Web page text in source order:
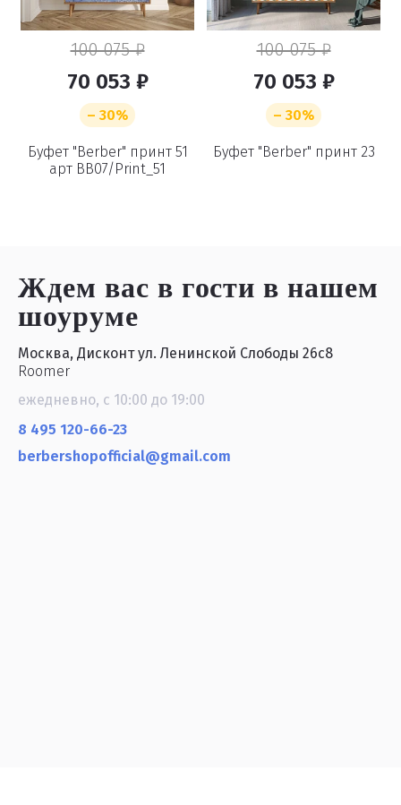
100 075 ₽
70 053 ₽
– 30%
Буфет "Berber" принт 51
арт BB07/Print_51
100 075 ₽
70 053 ₽
– 30%
Буфет "Berber" принт 23
Ждем вас в гостив нашем
шоуруме
Москва, Дисконт ул. Ленинской Слободы 26с8
Roomer
ежедневно, с 10:00 до 19:00
8 495 120-66-23
berbershopofficial@gmail.com